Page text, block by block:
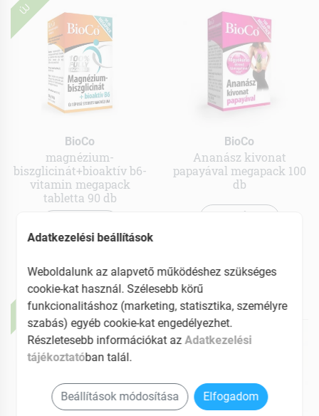
ÚJ
BioCo
magnézium-
biszglicinát+bioaktív b6-
vitamin megapack
tabletta 90 db
Elfogyott
BioCo
Ananász kivonat
papayával megapack 100
db
Elfogyott
ÚJ
ÚJ
Adatkezelési beállítások
Weboldalunk az alapvető működéshez szükséges
cookie-kat használ. Szélesebb körű
funkcionalitáshoz (marketing, statisztika, személyre
szabás) egyéb cookie-kat engedélyezhet.
Részletesebb információkat azAdatkezelési
tájékoztatóban talál.
Beállítások módosítása Elfogadom